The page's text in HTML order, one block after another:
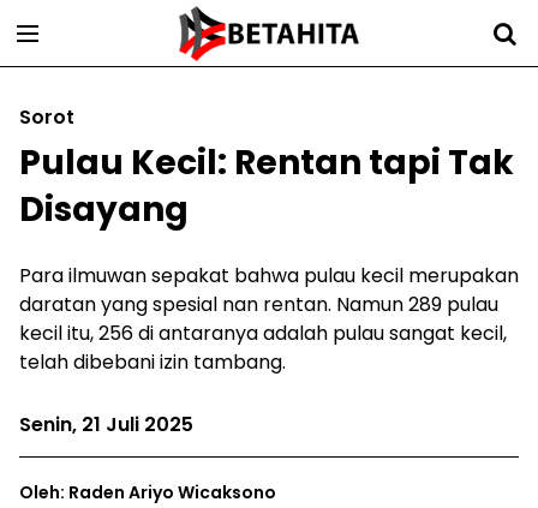
Sorot
Pulau Kecil: Rentan tapi Tak
Disayang
Para ilmuwan sepakat bahwa pulau kecil merupakan
daratan yang spesial nan rentan. Namun 289 pulau
kecil itu, 256 di antaranya adalah pulau sangat kecil,
telah dibebani izin tambang.
Senin, 21 Juli 2025
Oleh: Raden Ariyo Wicaksono